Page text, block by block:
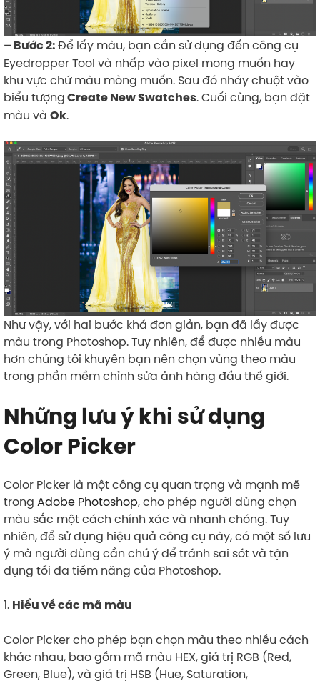
– Bước 2:Để lấy màu, bạn cần sử dụng đến công cụ
Eyedropper Tool và nhấp vào pixel mong muốn hay
khu vực chứ màu mòng muốn. Sau đó nháy chuột vào
biểu tượngCreate New Swatches. Cuối cùng, bạn đặt
màu và Ok.
Như vậy, với hai bước khá đơn giản, bạn đã lấy được
màu trong Photoshop. Tuy nhiên, để được nhiều màu
hơn chúng tôi khuyên bạn nên chọn vùng theo màu
trong phần mềm chỉnh sửa ảnh hàng đầu thế giới.
Những lưu ý khi sử dụng
Color Picker
Color Picker là một công cụ quan trọng và mạnh mẽ
trong Adobe Photoshop, cho phép người dùng chọn
màu sắc một cách chính xác và nhanh chóng. Tuy
nhiên, để sử dụng hiệu quả công cụ này, có một số lưu
ý mà người dùng cần chú ý để tránh sai sót và tận
dụng tối đa tiềm năng của Photoshop.
1. Hiểu về các mã màu
Color Picker cho phép bạn chọn màu theo nhiều cách
khác nhau, bao gồm mã màu HEX, giá trị RGB (Red,
Green, Blue), và giá trị HSB (Hue, Saturation,